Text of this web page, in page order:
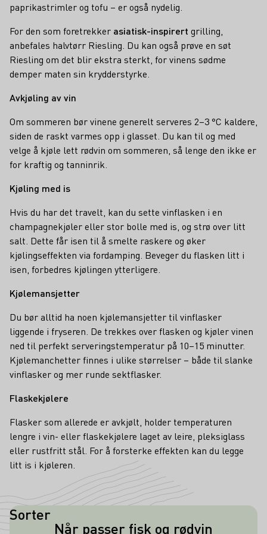
paprikastrimler og tofu – er også nydelig.
For den som foretrekker asiatisk-inspirert grilling,
anbefales halvtørr Riesling. Du kan også prøve en søt
Riesling om det blir ekstra sterkt, for vinens sødme
demper maten sin krydderstyrke.
Avkjøling av vin
Om sommeren bør vinene generelt serveres 2–3 °C kaldere,
siden de raskt varmes opp i glasset. Du kan til og med
velge å kjøle lett rødvin om sommeren, så lenge den ikke er
for kraftig og tanninrik.
Kjøling med is
Hvis du har det travelt, kan du sette vinflasken i en
champagnekjøler eller stor bolle med is, og strø over litt
salt. Dette får isen til å smelte raskere og øker
kjølingseffekten via fordamping. Beveger du flasken litt i
isen, forbedres kjølingen ytterligere.
Kjølemansjetter
Du bør alltid ha noen kjølemansjetter til vinflasker
liggende i fryseren. De trekkes over flasken og kjøler vinen
ned til perfekt serveringstemperatur på 10–15 minutter.
Kjølemanchetter finnes i ulike størrelser – både til slanke
vinflasker og mer runde sektflasker.
Flaskekjølere
Flasker som allerede er avkjølt, holder temperaturen
lengre i vin- eller flaskekjølere laget av leire, pleksiglass
eller rustfritt stål. For å forsterke effekten kan du legge
litt is i kjøleren.
Når passer fisk og rødvin
Sorter